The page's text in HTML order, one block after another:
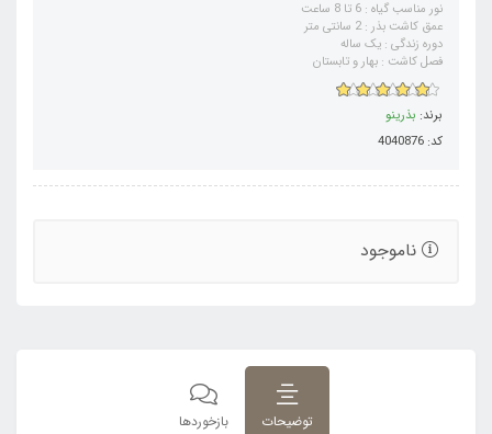
نور مناسب گیاه : 6 تا 8 ساعت
عمق کاشت بذر : 2 سانتی متر
دوره زندگی : یک ساله
فصل کاشت : بهار و تابستان
برند: بذرینو
کد: 4040876
ناموجود
توضیحات بازخوردها